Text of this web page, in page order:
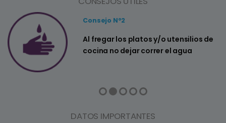
Consejo Nº2
Al fregar los platos y/o utensilios de
cocina no dejar correr el agua
DATOS IMPORTANTES